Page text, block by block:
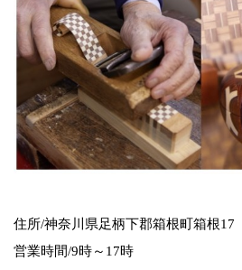
住所/神奈川県足柄下郡箱根町箱根17
営業時間/9時～17時